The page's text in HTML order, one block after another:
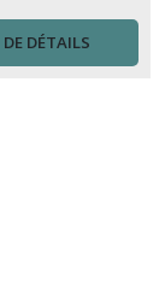
DÉTAILS